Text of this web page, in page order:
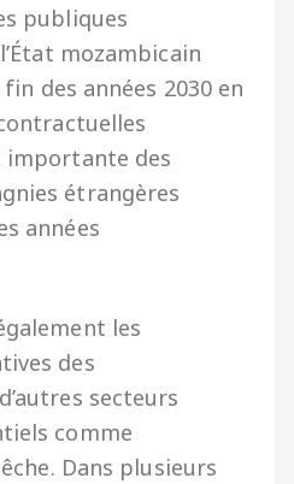
publiques
mozambicain
des années 2030 en
importante des
étrangères
années
les
des
secteurs
comme
Dans plusieurs